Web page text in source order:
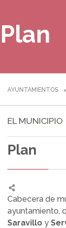
Plan
AYUNTAMIENTOS
EL MUNICIPIO
Plan
Cabecera de
ayuntamiento,
Saravillo y